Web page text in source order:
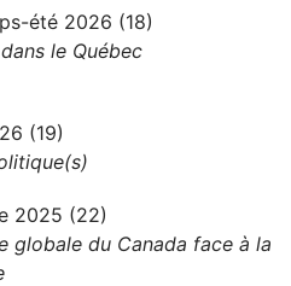
été 2026 (18)
le Québec
(19)
2025 (22)
globale du Canada face à la